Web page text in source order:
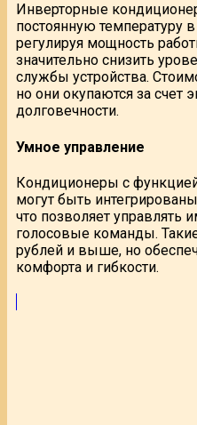
Инверторные
постоянную температуру
регулируя мощность
значительно снизить
службы устройства.
но они окупаются за счет
долговечности.
Умное управление
Кондиционеры с
могут быть
что позволяет управлять
голосовые команды.
рублей и выше, но
комфорта и гибкости.